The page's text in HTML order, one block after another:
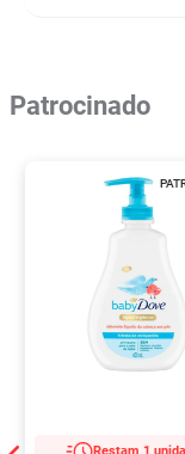
Patrocinado